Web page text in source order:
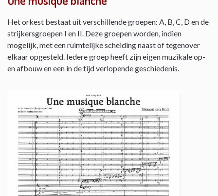
Het orkest bestaat uit verschillende groepen: A, B, C, D en de
strijkersgroepen I en II. Deze groepen worden, indien
mogelijk, met een ruimtelijke scheiding naast of tegenover
elkaar opgesteld. Iedere groep heeft zijn eigen muzikale op-
en afbouw en een in de tijd verlopende geschiedenis.